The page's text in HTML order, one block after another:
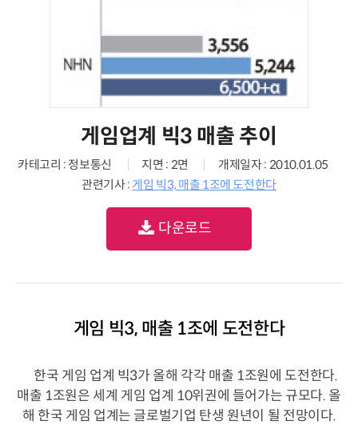
게임업계 빅3 매출 추이
카테고리 : 정보통신 지면 : 2면
개제일자 : 2010.01.05
관련기사 : 게임 빅3, 매출 1조에 도전한다
다운로드
게임 빅3, 매출 1조에 도전한다
한국 게임 업계 빅3가 올해 각각 매출 1조원에 도전한다.
매출 1조원은 세계 게임 업계 10위권에 들어가는 규모다. 올
해 한국 게임 업계는 글로벌기업 탄생 원년이 될 전망이다.